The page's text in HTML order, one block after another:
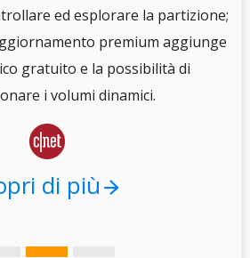
ed esplorare la partizione;
premium aggiunge
gratuito e la possibilità di
i volumi dinamici.

di più